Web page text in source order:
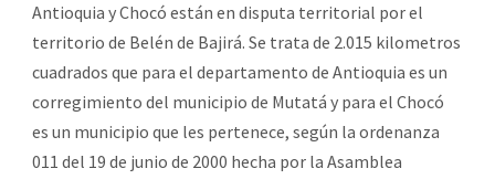
Antioquia y Chocó están en disputa territorial por el
territorio de Belén de Bajirá. Se trata de 2.015 kilometros
cuadrados que para el departamento de Antioquia es un
corregimiento del municipio de Mutatá y para el Chocó
es un municipio que les pertenece, según la ordenanza
011 del 19 de junio de 2000 hecha por la Asamblea